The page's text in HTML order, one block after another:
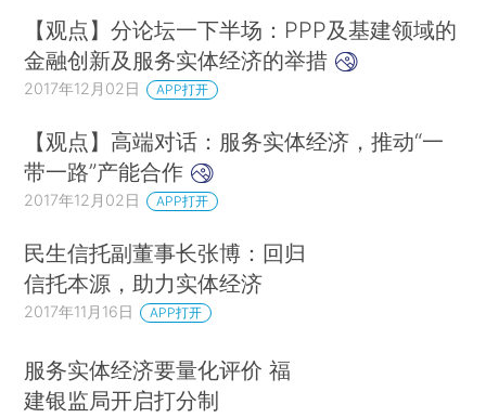
【观点】分论坛一下半场：PPP及基建领域的
金融创新及服务实体经济的举措
2017年12月02日 APP打开
【观点】高端对话：服务实体经济，推动“一
带一路”产能合作
2017年12月02日 APP打开
民生信托副董事长张博：回归
信托本源，助力实体经济
2017年11月16日 APP打开
服务实体经济要量化评价 福
建银监局开启打分制